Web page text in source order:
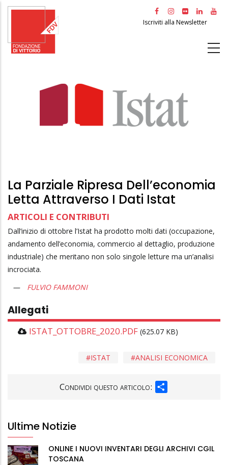
Salta
principale
Iscriviti alla Newsletter
La Parziale Ripresa Dell’economia
Letta Attraverso I Dati Istat
ARTICOLI E CONTRIBUTI
Dall’inizio di ottobre l’Istat ha prodotto molti dati (occupazione,
andamento dell’economia, commercio al dettaglio, produzione
industriale) che meritano non solo singole letture ma un’analisi
incrociata.
FULVIO FAMMONI
Allegati
ISTAT_OTTOBRE_2020.PDF (625.07 KB)
ANALISI ECONOMICA
ISTAT
Condividi questo articolo:
Ultime Notizie
ONLINE I NUOVI INVENTARI DEGLI ARCHIVI CGIL
TOSCANA